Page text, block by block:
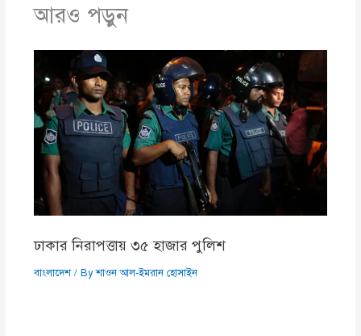
আরও পড়ুন
ঢাকার নিরাপত্তায় ৩৫ হাজার পুলিশ
বাংলাদেশ/ Byশাওন আল-ইমরান হোসাইন